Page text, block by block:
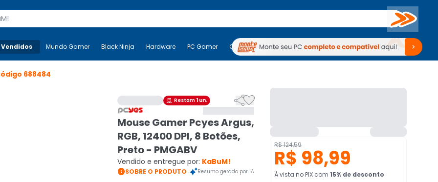
Buscar
Mais-v- Mundo Gamer Black Ninja Hardware PC Gamer Computadores Periféricos TV Venda no KaBuM!
Mundo Gamer Black Ninja Hardware PC Gamer Computadores Periféricos TV Venda no KaBuM!
688484
 Restam 1 un. 
Mouse Gamer Pcyes Argus,
RGB, 12400 DPI, 8 Botões,
Preto - PMGABV
Vendido e entregue por: KaBuM!
SOBRE O PRODUTO Resumo gerado por IA
R$ 124,59
R$ 98,99
À vista no PIX com 15% de desconto